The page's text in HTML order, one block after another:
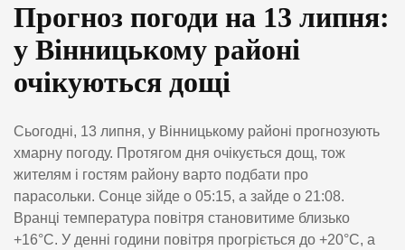
Прогноз погоди на 13 липня:
у Вінницькому районі
очікуються дощі
Сьогодні, 13 липня, у Вінницькому районі прогнозують
хмарну погоду. Протягом дня очікується дощ, тож
жителям і гостям району варто подбати про
парасольки. Сонце зійде о 05:15, а зайде о 21:08.
Вранці температура повітря становитиме близько
+16°C. У денні години повітря прогріється до +20°C, а